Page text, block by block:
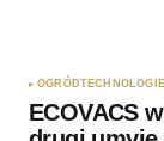
OGRÓDTECHNOLOGIE
ECOVACS